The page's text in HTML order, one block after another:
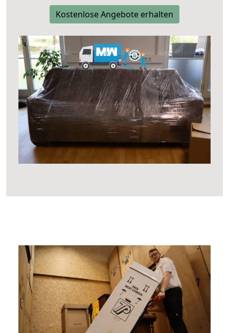
Kostenlose Angebote erhalten